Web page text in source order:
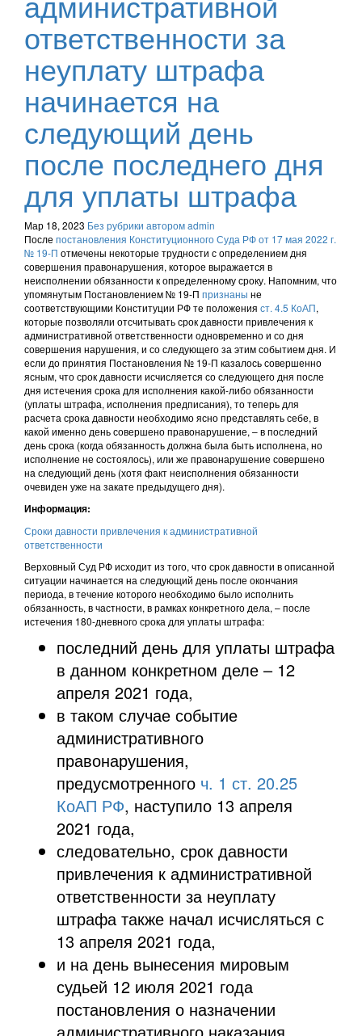
ответственности за
неуплату штрафа
начинается на
следующий день
после последнего дня
для уплаты штрафа
Мар 18, 2023 Без рубрики автором admin
После постановления Конституционного Суда РФ от 17 мая 2022 г.
№ 19-П отмечены некоторые трудности с определением дня
совершения правонарушения, которое выражается в
неисполнении обязанности к определенному сроку. Напомним, что
упомянутым Постановлением № 19-П признаны не
соответствующими Конституции РФ те положения ст. 4.5 КоАП,
которые позволяли отсчитывать срок давности привлечения к
административной ответственности одновременно и со дня
совершения нарушения, и со следующего за этим событием дня. И
если до принятия Постановления № 19-П казалось совершенно
ясным, что срок давности исчисляется со следующего дня после
дня истечения срока для исполнения какой-либо обязанности
(уплаты штрафа, исполнения предписания), то теперь для
расчета срока давности необходимо ясно представлять себе, в
какой именно день совершено правонарушение, – в последний
день срока (когда обязанность должна была быть исполнена, но
исполнение не состоялось), или же правонарушение совершено
на следующий день (хотя факт неисполнения обязанности
очевиден уже на закате предыдущего дня).
Информация:
Сроки давности привлечения к административной
ответственности
Верховный Суд РФ исходит из того, что срок давности в описанной
ситуации начинается на следующий день после окончания
периода, в течение которого необходимо было исполнить
обязанность, в частности, в рамках конкретного дела, – после
истечения 180-дневного срока для уплаты штрафа:
последний день для уплаты штрафа
в данном конкретном деле – 12
апреля 2021 года,
в таком случае событие
административного
правонарушения,
предусмотренного ч. 1 ст. 20.25
КоАП РФ, наступило 13 апреля
2021 года,
следовательно, срок давности
привлечения к административной
ответственности за неуплату
штрафа также начал исчисляться с
13 апреля 2021 года,
и на день вынесения мировым
судьей 12 июля 2021 года
постановления о назначении